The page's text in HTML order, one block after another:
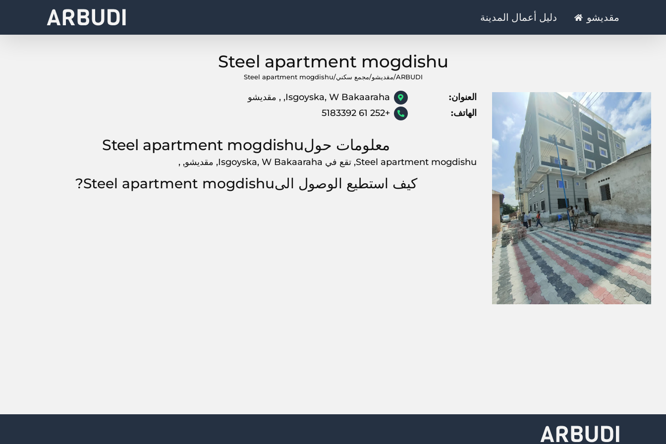
content
مقديشو دليل أعمال المدينة
Steel apartment mogdishu
ARBUDI
/مقديشو/مجمع سكني/
Steel apartment mogdishu
العنوان:
Isgoyska, W Bakaaraha, , مقديشو
الهاتف:
+252 61 5183392
معلومات حولSteel apartment mogdishu
Steel apartment mogdishu, تقع في Isgoyska, W Bakaaraha, مقديشو, ,
كيف استطيع الوصول الىSteel apartment mogdishu?